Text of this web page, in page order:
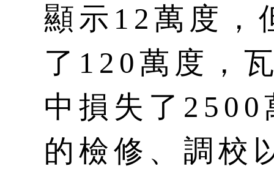
顯示12萬度，
了120萬度，
中損失了
的檢修、調校